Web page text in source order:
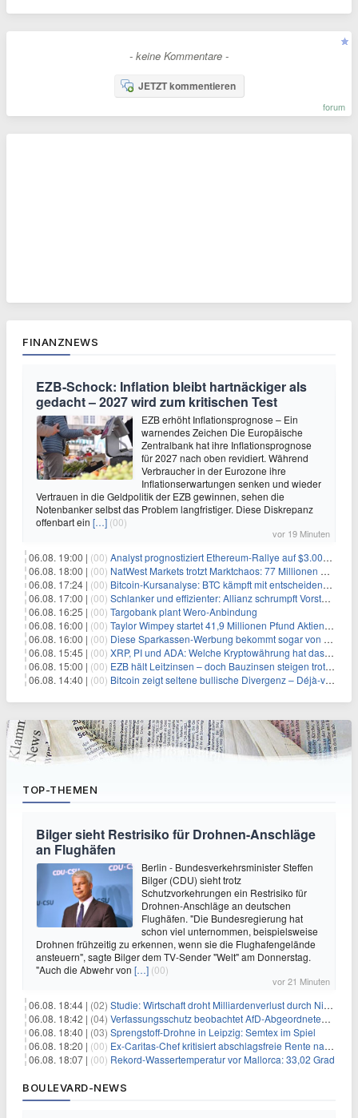
- keine Kommentare -
JETZT kommentieren
forum
FINANZNEWS
EZB-Schock: Inflation bleibt hartnäckiger als
gedacht – 2027 wird zum kritischen Test
EZB erhöht Inflationsprognose – Ein
warnendes Zeichen Die Europäische
Zentralbank hat ihre Inflationsprognose
für 2027 nach oben revidiert. Während
Verbraucher in der Eurozone ihre
Inflationserwartungen senken und wieder
Vertrauen in die Geldpolitik der EZB gewinnen, sehen die
Notenbanker selbst das Problem langfristiger. Diese Diskrepanz
offenbart ein […] (00)
vor 19 Minuten
06.08. 19:00 | (00) Analyst prognostiziert Ethereum-Rallye auf $3.000 nach entscheidendem On-Chain-Ausbruch
06.08. 18:00 | (00) NatWest Markets trotzt Marktchaos: 77 Millionen Pfund Gewinn im ersten Halbjahr
06.08. 17:24 | (00) Bitcoin-Kursanalyse: BTC kämpft mit entscheidender $65K-Hürde, während sich ein Liquidationscluster aufbaut
06.08. 17:00 | (00) Schlanker und effizienter: Allianz schrumpft Vorstand auf 8 Köpfe – das steckt dahinter
06.08. 16:25 | (00) Targobank plant Wero-Anbindung
06.08. 16:00 | (00) Taylor Wimpey startet 41,9 Millionen Pfund Aktienrückkauf – was Anleger wissen müssen
06.08. 16:00 | (00) Diese Sparkassen-Werbung bekommt sogar von der Konkurrenz Lob
06.08. 15:45 | (00) XRP, PI und ADA: Welche Kryptowährung hat das größte Potenzial im nächsten Bullenmarkt?
06.08. 15:00 | (00) EZB hält Leitzinsen – doch Bauzinsen steigen trotzdem: Das Nahost-Problem für Immobilienkäufer
06.08. 14:40 | (00) Bitcoin zeigt seltene bullische Divergenz – Déjà-vu für BTC?
TOP-THEMEN
Bilger sieht Restrisiko für Drohnen-Anschläge
an Flughäfen
Berlin - Bundesverkehrsminister Steffen
Bilger (CDU) sieht trotz
Schutzvorkehrungen ein Restrisiko für
Drohnen-Anschläge an deutschen
Flughäfen. "Die Bundesregierung hat
schon viel unternommen, beispielsweise
Drohnen frühzeitig zu erkennen, wenn sie die Flughafengelände
ansteuern", sagte Bilger dem TV-Sender "Welt" am Donnerstag.
"Auch die Abwehr von […] (00)
vor 21 Minuten
06.08. 18:44 | (02) Studie: Wirtschaft droht Milliardenverlust durch Niedrigwasser
06.08. 18:42 | (04) Verfassungsschutz beobachtet AfD-Abgeordneten Nolte
06.08. 18:40 | (03) Sprengstoff-Drohne in Leipzig: Semtex im Spiel
06.08. 18:20 | (00) Ex-Caritas-Chef kritisiert abschlagsfreie Rente nach 45 Jahren
06.08. 18:07 | (00) Rekord-Wassertemperatur vor Mallorca: 33,02 Grad
BOULEVARD-NEWS